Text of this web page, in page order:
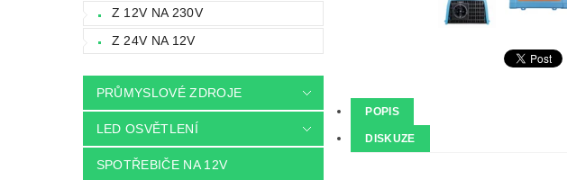
Z 12V NA 230V
Z 24V NA 12V
PRŮMYSLOVÉ ZDROJE
LED OSVĚTLENÍ
SPOTŘEBIČE NA 12V
POPIS
DISKUZE